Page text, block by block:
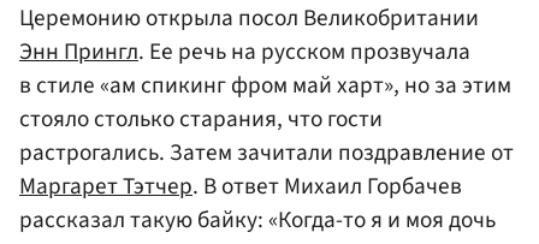
Церемонию открыла посол Великобритании
Энн Прингл. Ее речь на русском прозвучала
в стиле «ам спикинг фром май харт», но за этим
стояло столько старания, что гости
растрогались. Затем зачитали поздравление от
Маргарет Тэтчер. В ответ Михаил Горбачев
рассказал такую байку: «Когда-то я и моя дочь